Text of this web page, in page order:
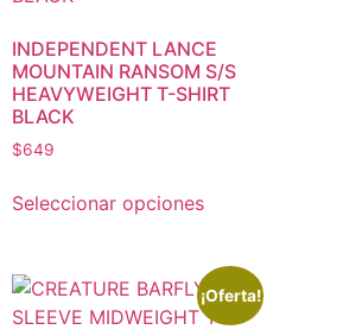
INDEPENDENT LANCE
MOUNTAIN RANSOM S/S
HEAVYWEIGHT T-SHIRT
BLACK
$649
Seleccionar opciones
¡Oferta!